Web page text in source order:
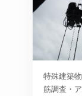
特殊建築
筋調査・